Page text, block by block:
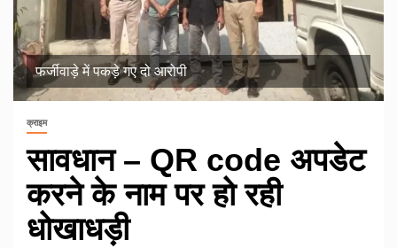
फर्जीवाड़े में पकड़े गए दो आरोपी
क्राइम
सावधान – QR code अपडेट
करने के नाम पर हो रही
धोखाधड़ी